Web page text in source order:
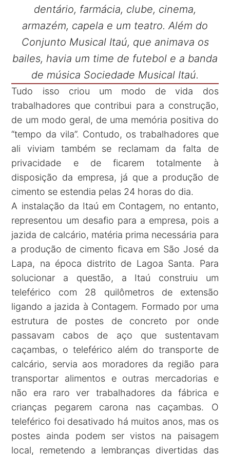
dentário, farmácia, clube, cinema,
armazém, capela e um teatro. Além do
Conjunto Musical Itaú, que animava os
bailes, havia um time de futebol e a banda
de música Sociedade Musical Itaú.
Tudo isso criou um modo de vida dos
trabalhadores que contribui para a construção,
de um modo geral, de uma memória positiva do
“tempo da vila”. Contudo, os trabalhadores que
ali viviam também se reclamam da falta de
privacidade e de ficarem totalmente à
disposição da empresa, já que a produção de
cimento se estendia pelas 24 horas do dia.
A instalação da Itaú em Contagem, no entanto,
representou um desafio para a empresa, pois a
jazida de calcário, matéria prima necessária para
a produção de cimento ficava em São José da
Lapa, na época distrito de Lagoa Santa. Para
solucionar a questão, a Itaú construiu um
teleférico com 28 quilômetros de extensão
ligando a jazida à Contagem. Formado por uma
estrutura de postes de concreto por onde
passavam cabos de aço que sustentavam
caçambas, o teleférico além do transporte de
calcário, servia aos moradores da região para
transportar alimentos e outras mercadorias e
não era raro ver trabalhadores da fábrica e
crianças pegarem carona nas caçambas. O
teleférico foi desativado há muitos anos, mas os
postes ainda podem ser vistos na paisagem
local, remetendo a lembranças divertidas das